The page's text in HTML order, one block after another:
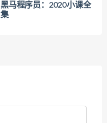
黑马程序员：2020小课全
集